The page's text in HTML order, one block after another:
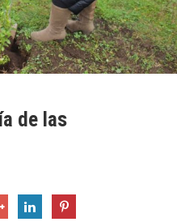
de las